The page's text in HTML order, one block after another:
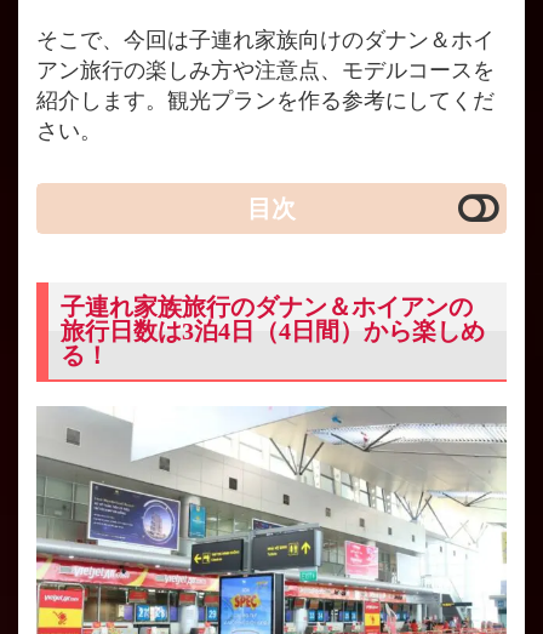
そこで、今回は子連れ家族向けのダナン＆ホイ
アン旅行の楽しみ方や注意点、モデルコースを
紹介します。観光プランを作る参考にしてくだ
さい。
目次
子連れ家族旅行のダナン＆ホイアンの
旅行日数は3泊4日（4日間）から楽しめ
る！